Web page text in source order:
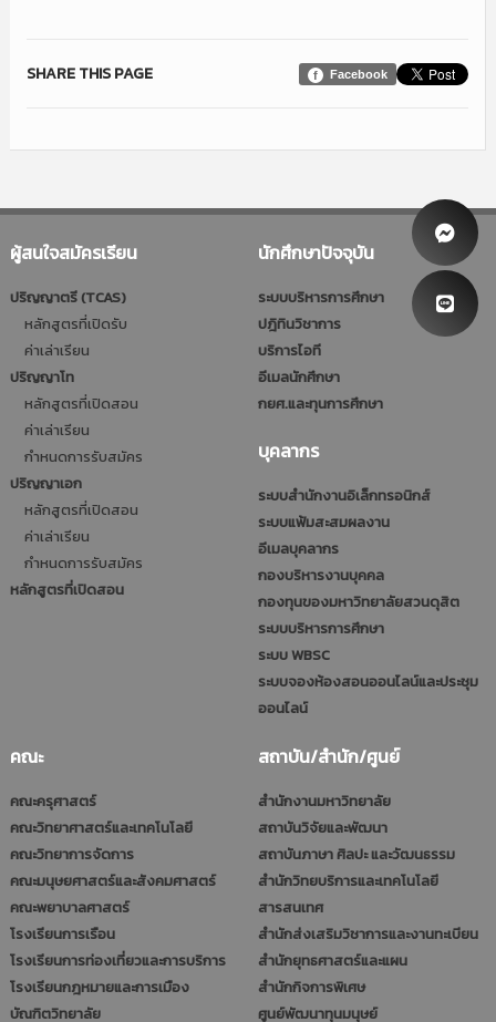
Facebook
SHARE THIS PAGE
ผู้สนใจสมัครเรียน
ปริญญาตรี (TCAS)
หลักสูตรที่เปิดรับ
ค่าเล่าเรียน
ปริญญาโท
หลักสูตรที่เปิดสอน
ค่าเล่าเรียน
กำหนดการรับสมัคร
ปริญญาเอก
หลักสูตรที่เปิดสอน
ค่าเล่าเรียน
กำหนดการรับสมัคร
หลักสูตรที่เปิดสอน
นักศึกษาปัจจุบัน
ระบบบริหารการศึกษา
ปฎิทินวิชาการ
บริการไอที
อีเมลนักศึกษา
กยศ.และทุนการศึกษา
บุคลากร
ระบบสำนักงานอิเล็กทรอนิกส์
ระบบแฟ้มสะสมผลงาน
อีเมลบุคลากร
กองบริหารงานบุคคล
กองทุนของมหาวิทยาลัยสวนดุสิต
ระบบบริหารการศึกษา
ระบบ WBSC
ระบบจองห้องสอนออนไลน์และประชุม
ออนไลน์
คณะ
คณะครุศาสตร์
คณะวิทยาศาสตร์และเทคโนโลยี
คณะวิทยาการจัดการ
คณะมนุษยศาสตร์และสังคมศาสตร์
คณะพยาบาลศาสตร์
โรงเรียนการเรือน
โรงเรียนการท่องเที่ยวและการบริการ
โรงเรียนกฎหมายและการเมือง
บัณฑิตวิทยาลัย
สถาบัน/สำนัก/ศูนย์
สำนักงานมหาวิทยาลัย
สถาบันวิจัยและพัฒนา
สถาบันภาษา ศิลปะ และวัฒนธรรม
สำนักวิทยบริการและเทคโนโลยี
สารสนเทศ
สำนักส่งเสริมวิชาการและงานทะเบียน
สำนักยุทธศาสตร์และแผน
สำนักกิจการพิเศษ
ศูนย์พัฒนาทุนมนุษย์